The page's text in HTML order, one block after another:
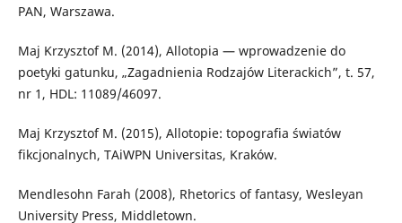
PAN, Warszawa.
Maj Krzysztof M. (2014), Allotopia — wprowadzenie do
poetyki gatunku, „Zagadnienia Rodzajów Literackich”, t. 57,
nr 1, HDL: 11089/46097.
Maj Krzysztof M. (2015), Allotopie: topografia światów
fikcjonalnych, TAiWPN Universitas, Kraków.
Mendlesohn Farah (2008), Rhetorics of fantasy, Wesleyan
University Press, Middletown.